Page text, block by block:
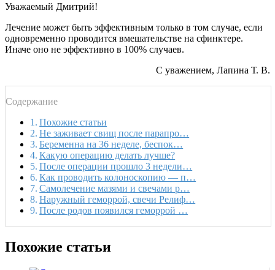
Уважаемый Дмитрий!
Лечение может быть эффективным только в том случае, если
одновременно проводится вмешательстве на сфинктере.
Иначе оно не эффективно в 100% случаев.
С уважением, Лапина Т. В.
Содержание
Похожие статьи
Не заживает свищ после парапро…
Беременна на 36 неделе, беспок…
Какую операцию делать лучше?
После операции прошло 3 недели…
Как проводить колоноскопию — п…
Самолечение мазями и свечами р…
Наружный геморрой, свечи Релиф…
После родов появился геморрой …
Похожие статьи